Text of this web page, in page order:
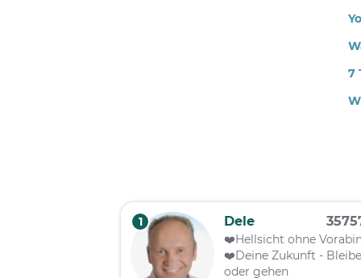
7
1 Dele
❤️️Hellsicht ohne
❤️️Deine Zukunft -
oder gehen